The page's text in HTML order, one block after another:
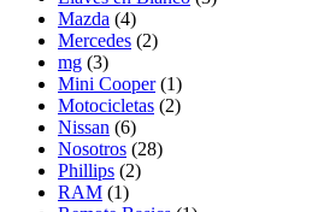
Mazda (4)
Mercedes (2)
mg (3)
Mini Cooper (1)
Motocicletas (2)
Nissan (6)
Nosotros (28)
Phillips (2)
RAM (1)